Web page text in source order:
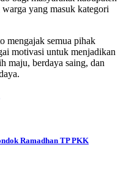
yang masuk kategori
mengajak semua pihak
motivasi untuk menjadikan
maju, berdaya saing, dan
Ramadhan TP PKK